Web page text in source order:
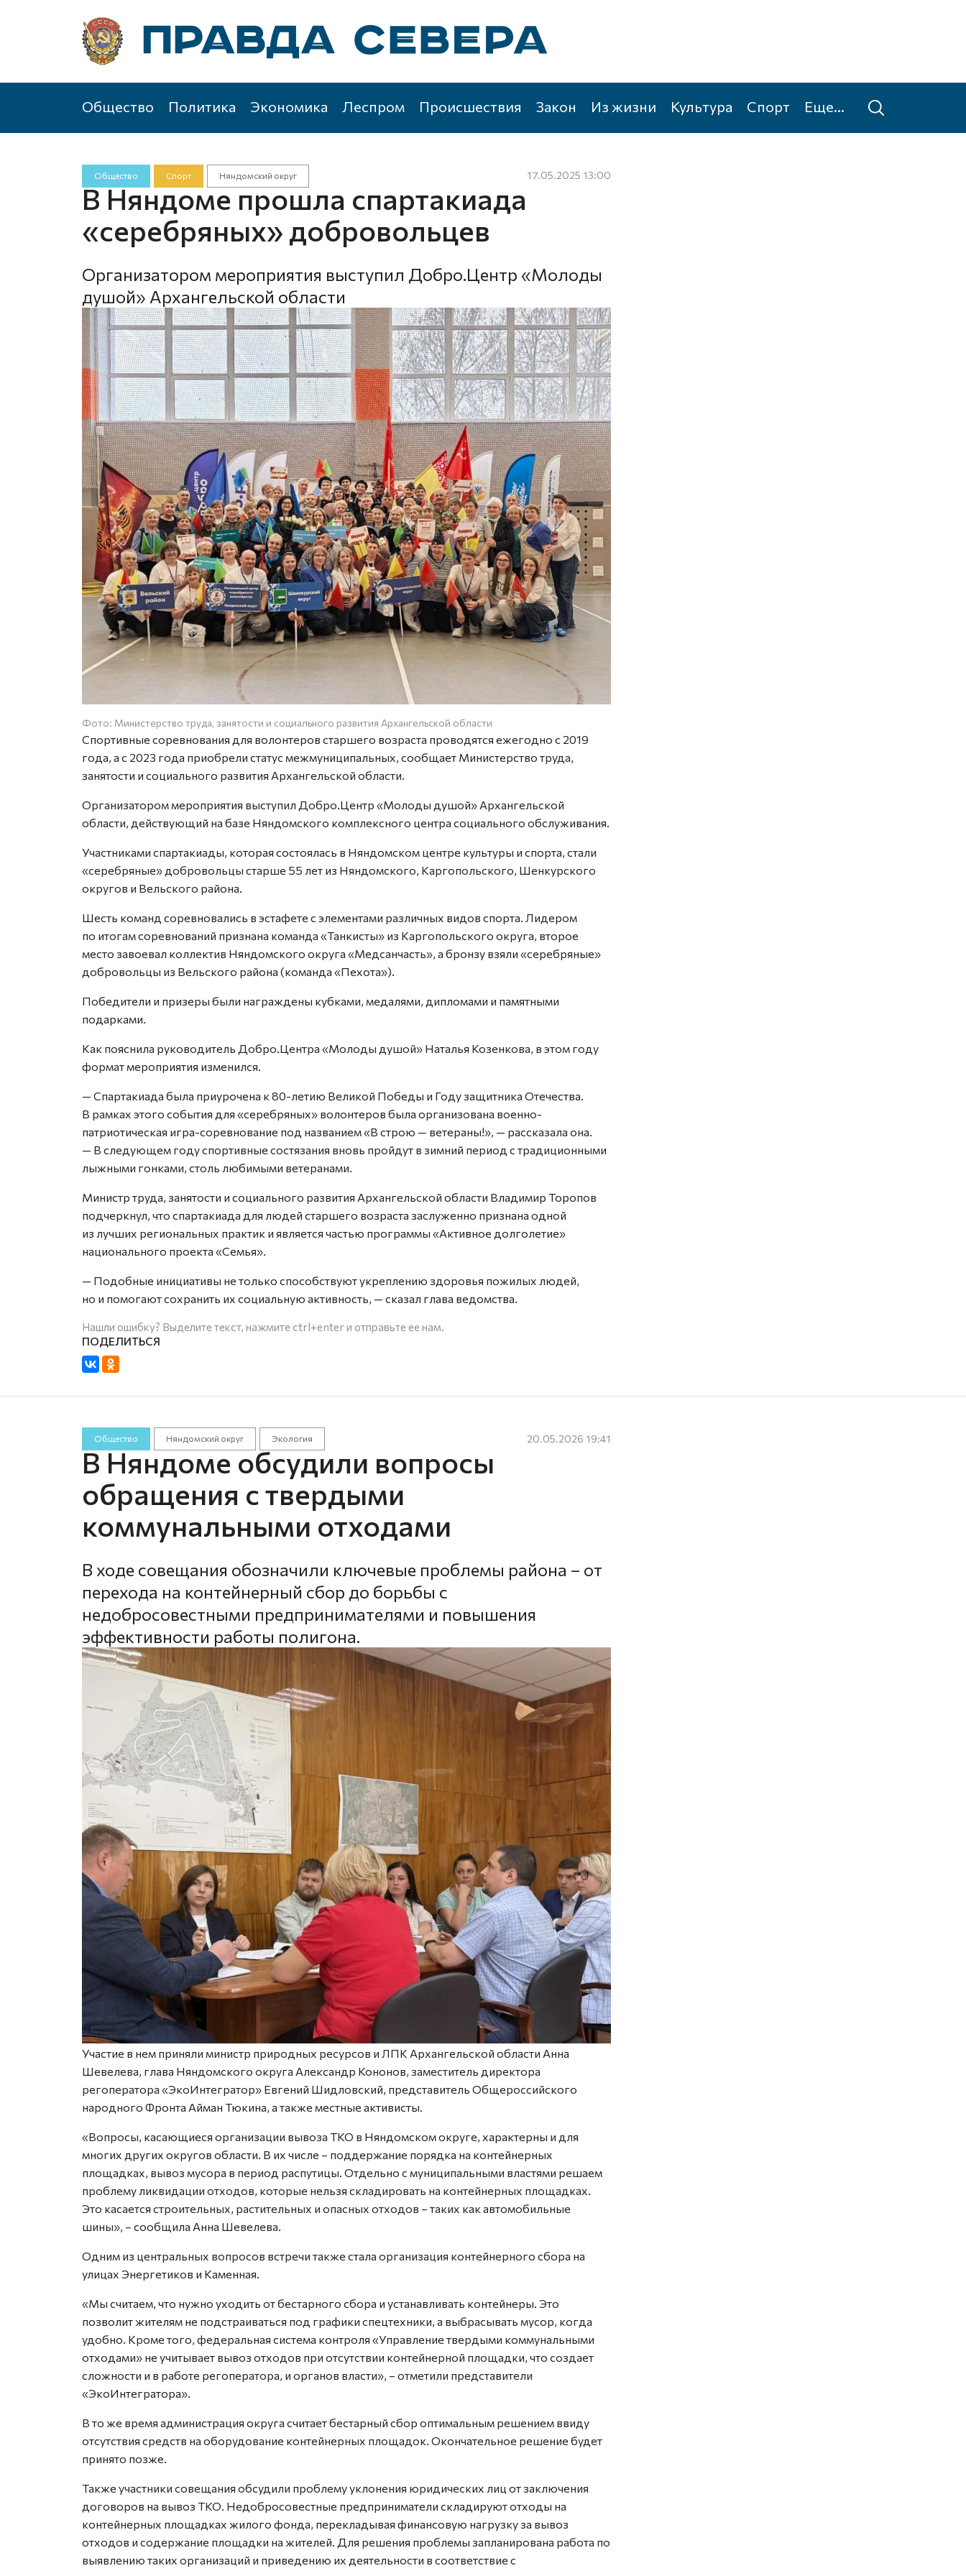
Общество Политика Экономика Леспром Происшествия Закон Из жизни Культура Спорт Еще...
Общество Спорт Няндомский округ 17.05.2025 13:00
В Няндоме прошла спартакиада
«серебряных» добровольцев
Организатором мероприятия выступил Добро.Центр «Молоды
душой» Архангельской области
Фото: Министерство труда, занятости и социального развития Архангельской области
Спортивные соревнования для волонтеров старшего возраста проводятся ежегодно с 2019
года, а с 2023 года приобрели статус межмуниципальных, сообщает Министерство труда,
занятости и социального развития Архангельской области.
Организатором мероприятия выступил Добро.Центр «Молоды душой» Архангельской
области, действующий на базе Няндомского комплексного центра социального обслуживания.
Участниками спартакиады, которая состоялась в Няндомском центре культуры и спорта, стали
«серебряные» добровольцы старше 55 лет из Няндомского, Каргопольского, Шенкурского
округов и Вельского района.
Шесть команд соревновались в эстафете с элементами различных видов спорта. Лидером
по итогам соревнований признана команда «Танкисты» из Каргопольского округа, второе
место завоевал коллектив Няндомского округа «Медсанчасть», а бронзу взяли «серебряные»
добровольцы из Вельского района (команда «Пехота»).
Победители и призеры были награждены кубками, медалями, дипломами и памятными
подарками.
Как пояснила руководитель Добро.Центра «Молоды душой» Наталья Козенкова, в этом году
формат мероприятия изменился.
— Спартакиада была приурочена к 80-летию Великой Победы и Году защитника Отечества.
В рамках этого события для «серебряных» волонтеров была организована военно-
патриотическая игра-соревнование под названием «В строю — ветераны!», — рассказала она.
— В следующем году спортивные состязания вновь пройдут в зимний период с традиционными
лыжными гонками, столь любимыми ветеранами.
Министр труда, занятости и социального развития Архангельской области Владимир Торопов
подчеркнул, что спартакиада для людей старшего возраста заслуженно признана одной
из лучших региональных практик и является частью программы «Активное долголетие»
национального проекта «Семья».
— Подобные инициативы не только способствуют укреплению здоровья пожилых людей,
но и помогают сохранить их социальную активность, — сказал глава ведомства.
Нашли ошибку? Выделите текст, нажмите ctrl+enterи отправьте ее нам.
Общество Няндомский округ Экология 20.05.2026 19:41
В Няндоме обсудили вопросы
обращения с твердыми
коммунальными отходами
В ходе совещания обозначили ключевые проблемы района – от
перехода на контейнерный сбор до борьбы с
недобросовестными предпринимателями и повышения
эффективности работы полигона.
Участие в нем приняли министр природных ресурсов и ЛПК Архангельской области Анна
Шевелева, глава Няндомского округа Александр Кононов, заместитель директора
регоператора «ЭкоИнтегратор» Евгений Шидловский, представитель Общероссийского
народного Фронта Айман Тюкина, а также местные активисты.
«Вопросы, касающиеся организации вывоза ТКО в Няндомском округе, характерны и для
многих других округов области. В их числе – поддержание порядка на контейнерных
площадках, вывоз мусора в период распутицы. Отдельно с муниципальными властями решаем
проблему ликвидации отходов, которые нельзя складировать на контейнерных площадках.
Это касается строительных, растительных и опасных отходов – таких как автомобильные
шины», – сообщила Анна Шевелева.
Одним из центральных вопросов встречи также стала организация контейнерного сбора на
улицах Энергетиков и Каменная.
«Мы считаем, что нужно уходить от бестарного сбора и устанавливать контейнеры. Это
позволит жителям не подстраиваться под графики спецтехники, а выбрасывать мусор, когда
удобно. Кроме того, федеральная система контроля «Управление твердыми коммунальными
отходами» не учитывает вывоз отходов при отсутствии контейнерной площадки, что создает
сложности и в работе регоператора, и органов власти», – отметили представители
«ЭкоИнтегратора».
В то же время администрация округа считает бестарный сбор оптимальным решением ввиду
отсутствия средств на оборудование контейнерных площадок. Окончательное решение будет
принято позже.
Также участники совещания обсудили проблему уклонения юридических лиц от заключения
договоров на вывоз ТКО. Недобросовестные предприниматели складируют отходы на
контейнерных площадках жилого фонда, перекладывая финансовую нагрузку за вывоз
отходов и содержание площадки на жителей. Для решения проблемы запланирована работа по
выявлению таких организаций и приведению их деятельности в соответствие с